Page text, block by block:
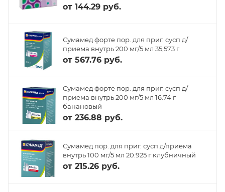
от 144.29 руб.
Сумамед форте пор. для приг. сусп д/
приема внутрь 200 мг/5 мл 35,573 г
от 567.76 руб.
Сумамед форте пор. для приг. сусп д/
приема внутрь 200 мг/5 мл 16.74 г
банановый
от 236.88 руб.
Сумамед пор. для приг. сусп д/приема
внутрь 100 мг/5 мл 20.925 г клубничный
от 215.26 руб.